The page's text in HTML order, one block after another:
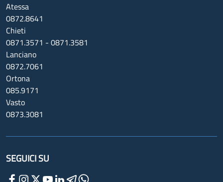
Atessa
0872.8641
Chieti
0871.3571 - 0871.3581
Lanciano
0872.7061
Ortona
085.9171
Vasto
0873.3081
SEGUICI SU